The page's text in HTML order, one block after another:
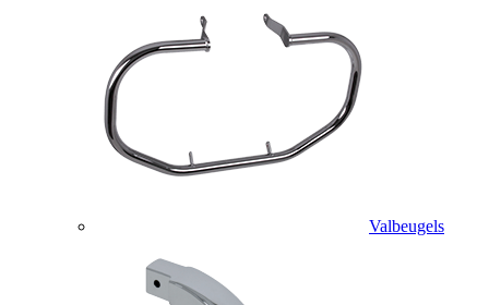
Valbeugels